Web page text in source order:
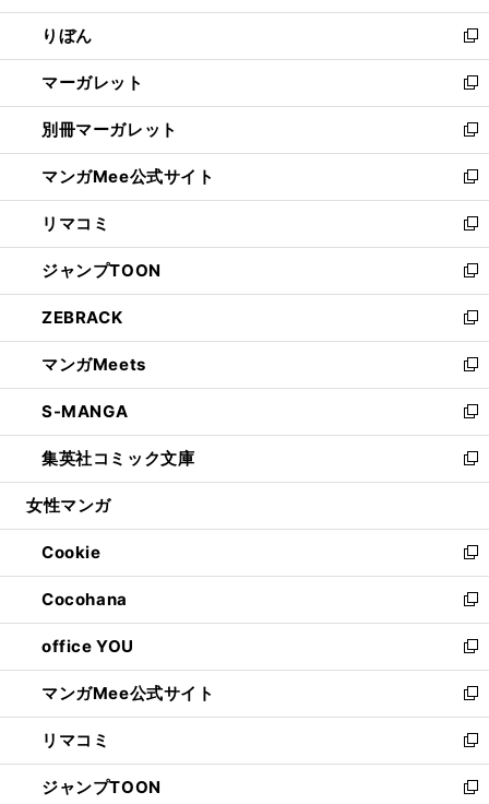
開
く
ウ
で
開
く
ン
ド
ウ
で
開
く
ウ
ィ
ン
ド
ウ
で
開
く
りぼん
新
し
い
ウ
ィ
ン
ド
ウ
で
開
く
マーガレット
新
し
い
ウ
ィ
ン
ド
ウ
で
開
く
別冊マーガレット
新
し
い
ウ
ィ
ン
ド
ウ
で
開
く
マンガMee公式サイト
新
し
い
ウ
ィ
ン
ド
ウ
で
開
く
リマコミ
新
し
い
ウ
ィ
ン
ド
ウ
で
開
く
ジャンプTOON
新
し
い
ウ
ィ
ン
ド
ウ
で
開
ZEBRACK
新
し
い
ウ
ィ
ン
ド
ウ
開
く
マンガMeets
新
し
い
ウ
ィ
ン
ウ
で
開
く
S-MANGA
新
し
い
ウ
ン
ド
ウ
で
開
く
集英社コミック文庫
新
し
ウ
ィ
ン
ド
ウ
で
開
く
女性マンガ
Cookie
新
し
い
ウ
ィ
ン
ド
ウ
で
開
く
Cocohana
新
し
い
ウ
ィ
ン
ド
ウ
で
office YOU
新
し
い
ウ
ィ
ン
ド
マンガMee公式サイト
新
し
い
ウ
ィ
リマコミ
新
し
い
ジャンプTOON 新